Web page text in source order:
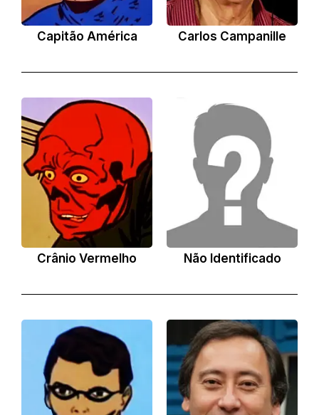
Capitão América Carlos Campanille
Crânio Vermelho Não Identificado